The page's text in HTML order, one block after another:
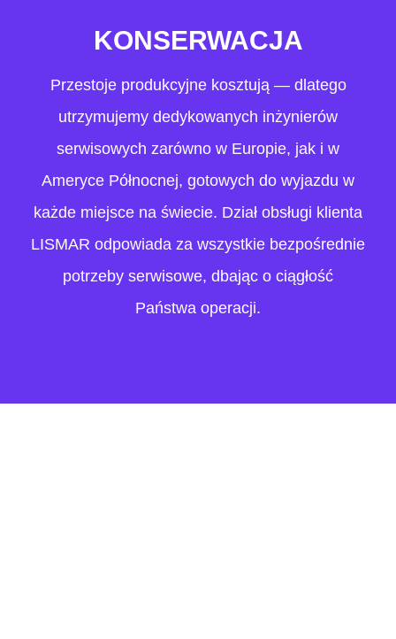
KONSERWACJA
Przestoje produkcyjne kosztują — dlatego
utrzymujemy dedykowanych inżynierów
serwisowych zarówno w Europie, jak i w
Ameryce Północnej, gotowych do wyjazdu w
każde miejsce na świecie. Dział obsługi klienta
LISMAR odpowiada za wszystkie bezpośrednie
potrzeby serwisowe, dbając o ciągłość
Państwa operacji.